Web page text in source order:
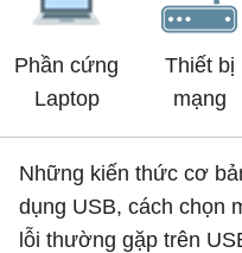
Phần cứng
Laptop
Thiết bị
mạng
Những kiến thức cơ
dụng USB, cách chọn
lỗi thường gặp trên